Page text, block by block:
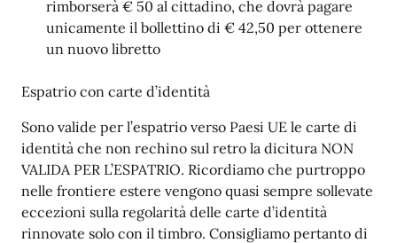
rimborserà € 50 al cittadino, che dovrà pagare
unicamente il bollettino di € 42,50 per ottenere
un nuovo libretto
Espatrio con carte d’identità
Sono valide per l’espatrio verso Paesi UE le carte di
identità che non rechino sul retro la dicitura NON
VALIDA PER L’ESPATRIO. Ricordiamo che purtroppo
nelle frontiere estere vengono quasi sempre sollevate
eccezioni sulla regolarità delle carte d’identità
rinnovate solo con il timbro. Consigliamo pertanto di